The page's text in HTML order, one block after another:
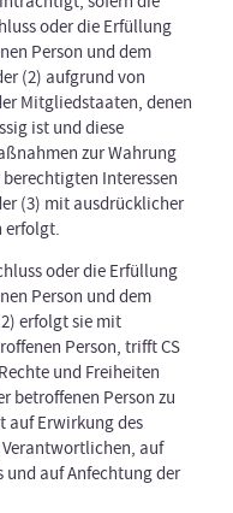
oder die Erfüllung
Person und dem
(2) aufgrund von
Mitgliedstaaten, denen
ist und diese
zur Wahrung
Interessen
(3) mit ausdrücklicher
erfolgt.
oder die Erfüllung
Person und dem
erfolgt sie mit
Person, trifft CS
und Freiheiten
betroffenen Person zu
auf Erwirkung des
Verantwortlichen, auf
und auf Anfechtung der